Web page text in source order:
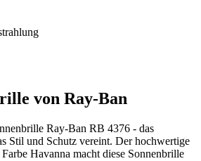
von Ray-Ban
Ray-Ban RB 4376 - das
Stil und Schutz vereint. Der hochwertige
Havanna macht diese Sonnenbrille